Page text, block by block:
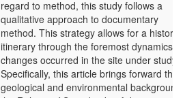
regard to method, this study follows a
qualitative approach to documentary
method. This strategy allows for a
itinerary through the foremost dynamics
changes occurred in the site under study.
Specifically, this article brings forward the
geological and environmental